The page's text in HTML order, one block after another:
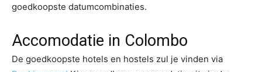
goedkoopste datumcombinaties.
Accomodatie in Colombo
De goedkoopste hotels en hostels zul je vinden via